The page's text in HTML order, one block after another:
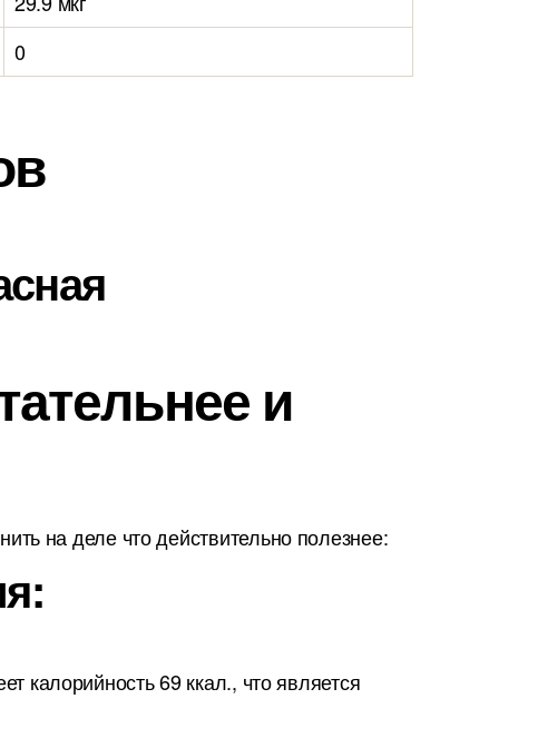
0
и
на деле что действительно полезнее:
калорийность 69 ккал., что является